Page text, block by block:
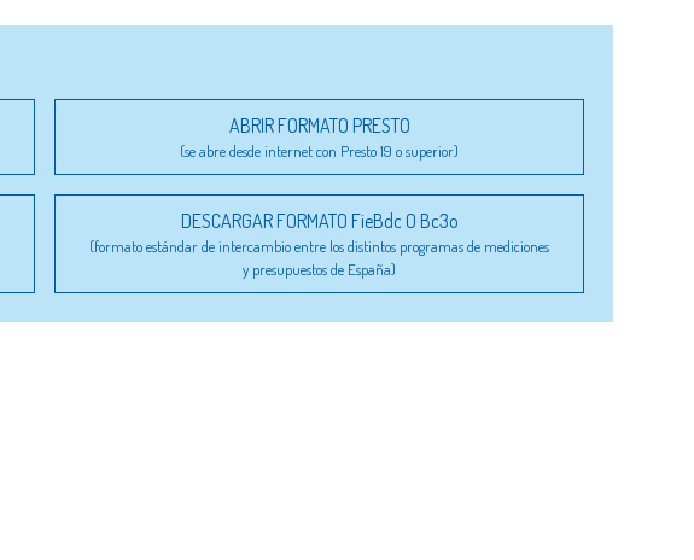
ABRIR FORMATO PRESTO
(se abre desde internet con Presto 19 o superior)
DESCARGAR FORMATO FieBdc O Bc3o
(formato estándar de intercambio entre los distintos programas de mediciones
y presupuestos de España)